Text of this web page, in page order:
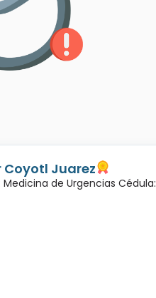
Coyotl Juarez
Medicina de Urgencias Cédula: